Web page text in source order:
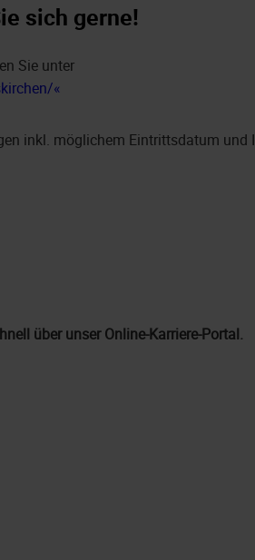
sich gerne!
Sie unter
inkl. möglichem Eintrittsdatum und
über unser Online-Karriere-Portal.